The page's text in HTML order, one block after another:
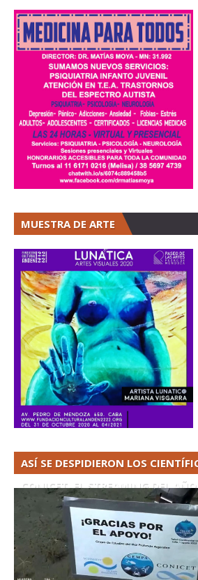
MUESTRA DE ARTE
ASÍ SE DESPIDIERON LOS
CONICET. EL STREAMING DEL AÑO